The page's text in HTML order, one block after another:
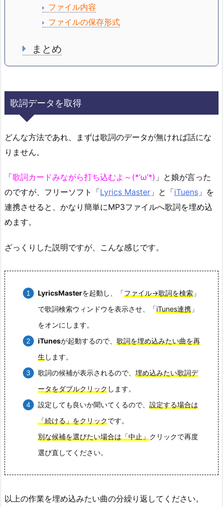
ファイル内容
ファイルの保存形式
まとめ
歌詞データを取得
どんな方法であれ、まずは歌詞のデータが無ければ話にな
りません。
「歌詞カードみながら打ち込むよ～(*’ω’*) 」と娘が言った
のですが、フリーソフト「Lyrics Master 」と「iTuens 」を
連携させると、かなり簡単にMP3ファイルへ歌詞を埋め込
めます。
ざっくりした説明ですが、こんな感じです。
LyricsMasterを起動し、「ファイル→歌詞を検索 」
で歌詞検索ウィンドウを表示させ、「iTunes連携 」
をオンにします。
iTunesが起動するので、 歌詞を埋め込みたい曲を再
生 します。
歌詞の候補が表示されるので、 埋め込みたい歌詞デ
ータをダブルクリック します。
設定しても良いか聞いてくるので、 設定する場合は
「続ける」をクリックです。
別な候補を選びたい場合は「中止」 クリックで再度
選び直してください。
以上の作業を埋め込みたい曲の分繰り返してください。